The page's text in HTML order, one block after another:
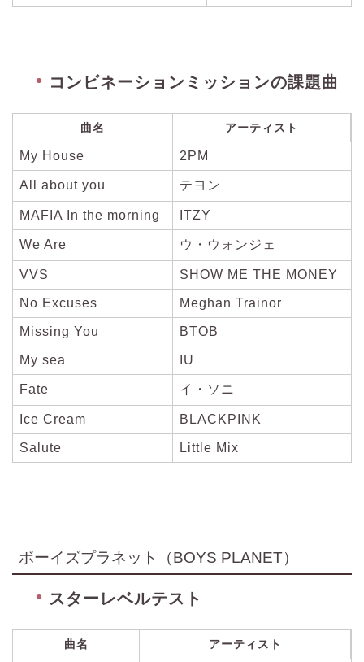
コンビネーションミッションの課題曲
曲名 アーティスト
My House 2PM
All about you テヨン
MAFIA In the morning ITZY
We Are ウ・ウォンジェ
VVS SHOW ME THE MONEY
No Excuses Meghan Trainor
Missing You BTOB
My sea IU
Fate イ・ソニ
Ice Cream BLACKPINK
Salute Little Mix
ボーイズプラネット（BOYS PLANET）
スターレベルテスト
曲名 アーティスト